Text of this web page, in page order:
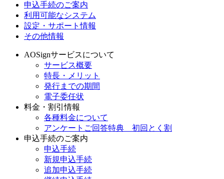
申込手続のご案内
利用可能なシステム
設定・サポート情報
その他情報
AOSignサービスについて
サービス概要
特長・メリット
発行までの期間
電子委任状
料金・割引情報
各種料金について
アンケートご回答特典 初回とく割
申込手続のご案内
申込手続
新規申込手続
追加申込手続